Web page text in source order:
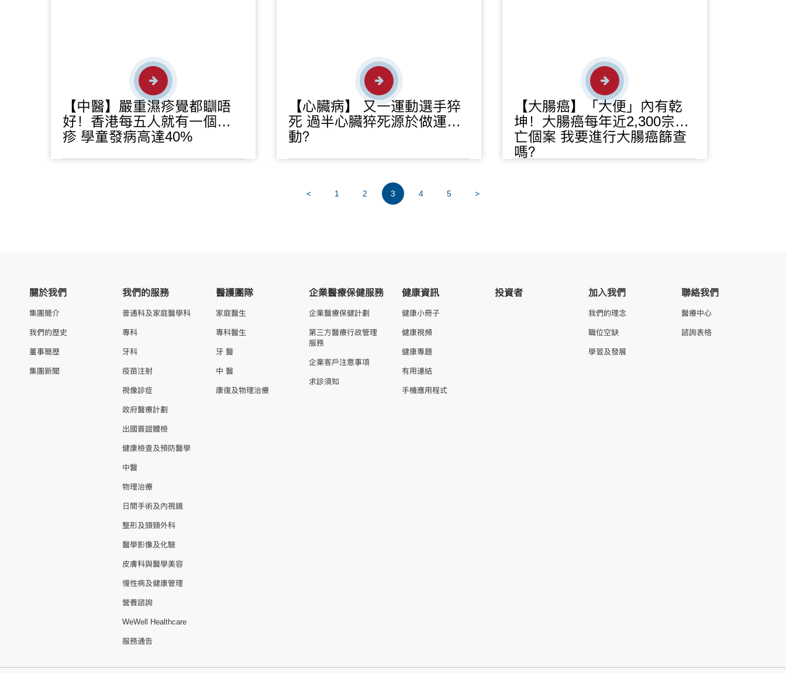
【中醫】嚴重濕疹覺都瞓唔
好！香港每五人就有一個濕
疹 學童發病高達40%
【心臟病】 又一運動選手猝
死 過半心臟猝死源於做運
動？
【大腸癌】「大便」內有乾
坤！大腸癌每年近2,300宗死
亡個案 我要進行大腸癌篩查
嗎？
< 1 2 3 4 5 >
關於我們
集團簡介
我們的歷史
董事簡歷
集團新聞
我們的服務
普通科及家庭醫學科
專科
牙科
疫苗注射
視像診症
政府醫療計劃
出國簽證體檢
健康檢查及預防醫學
中醫
物理治療
日間手術及內視鏡
整形及頭頸外科
醫學影像及化驗
皮膚科與醫學美容
慢性病及健康管理
營養諮詢
WeWell Healthcare
服務通告
醫護團隊
家庭醫生
專科醫生
牙 醫
中 醫
康復及物理治療
企業醫療保健服務
企業醫療保健計劃
第三方醫療行政管理
服務
企業客戶注意事項
求診須知
健康資訊
健康小冊子
健康視頻
健康專題
有用連結
手機應用程式
投資者 加入我們
我們的理念
職位空缺
學習及發展
聯絡我們
醫療中心
諮詢表格